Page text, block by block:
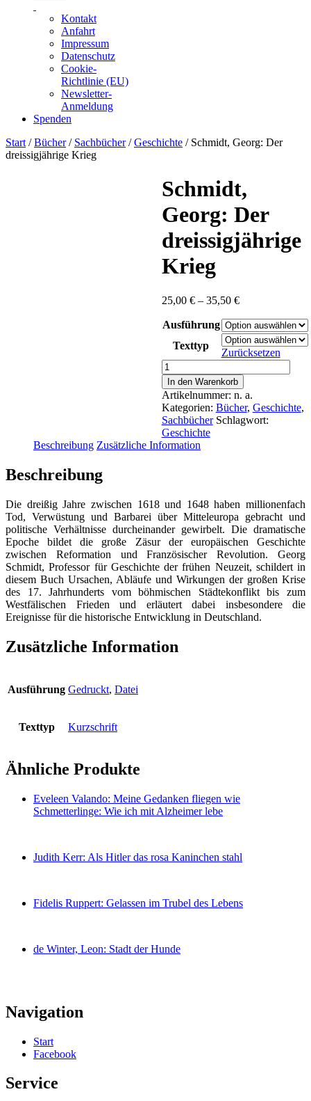
Kontakt
Anfahrt
Impressum
Datenschutz
Cookie-
Richtlinie (EU)
Newsletter-
Anmeldung
Spenden
Skip
to
Start /Bücher/ Sachbücher/Geschichte / Schmidt, Georg: Der
dreissigjährige Krieg
Schmidt,
Georg: Der
dreissigjährige
Krieg
25,00 € – 35,50 €Preisspanne:
bis
35,50 €
Ausführung
Texttyp
Zurücksetzen
Schmidt,
Georg:
Der
dreissigjährige
Krieg
Menge
In den Warenkorb
Artikelnummer: n. a.
Kategorien: Bücher, Geschichte,
Sachbücher Schlagwort:
Geschichte
Beschreibung Zusätzliche Information
Beschreibung
Die dreißig Jahre zwischen 1618 und 1648 haben millionenfach
Tod, Verwüstung und Barbarei über Mitteleuropa gebracht und
politische Verhältnisse durcheinander gewirbelt. Die dramatische
Epoche bildet die große Zäsur der europäischen Geschichte
zwischen Reformation und Französischer Revolution. Georg
Schmidt, Professor für Geschichte der frühen Neuzeit, schildert in
diesem Buch Ursachen, Abläufe und Wirkungen der großen Krise
des 17. Jahrhunderts vom böhmischen Städtekonflikt bis zum
Westfälischen Frieden und erläutert dabei insbesondere die
Ereignisse für die historische Entwicklung in Deutschland.
Zusätzliche Information
Ausführung Gedruckt, Datei
Texttyp Kurzschrift
Ähnliche Produkte
Eveleen Valando: Meine Gedanken fliegen wie
Schmetterlinge: Wie ich mit Alzheimer lebe
Judith Kerr: Als Hitler das rosa Kaninchen stahl
Fidelis Ruppert: Gelassen im Trubel des Lebens
de Winter, Leon: Stadt der Hunde
Navigation
Start
Facebook
Service